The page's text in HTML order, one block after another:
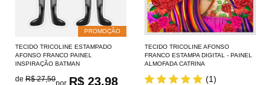
PROMOÇÃO
TECIDO TRICOLINE ESTAMPADO
AFONSO FRANCO PAINEL
INSPIRAÇÃO BATMAN
de R$ 27,50por R$ 23,98
TECIDO TRICOLINE AFONSO
FRANCO ESTAMPA DIGITAL - PAINEL
ALMOFADA CATRINA
(1)